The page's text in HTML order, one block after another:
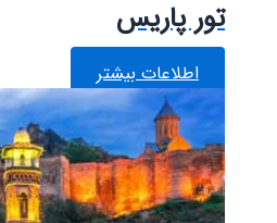
تور پاریس
اطلاعات بیشتر